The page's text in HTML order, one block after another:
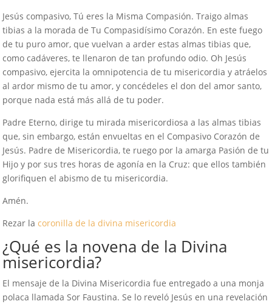
Jesús compasivo, Tú eres la Misma Compasión. Traigo almas
tibias a la morada de Tu Compasidísimo Corazón. En este fuego
de tu puro amor, que vuelvan a arder estas almas tibias que,
como cadáveres, te llenaron de tan profundo odio. Oh Jesús
compasivo, ejercita la omnipotencia de tu misericordia y atráelos
al ardor mismo de tu amor, y concédeles el don del amor santo,
porque nada está más allá de tu poder.
Padre Eterno, dirige tu mirada misericordiosa a las almas tibias
que, sin embargo, están envueltas en el Compasivo Corazón de
Jesús. Padre de Misericordia, te ruego por la amarga Pasión de tu
Hijo y por sus tres horas de agonía en la Cruz: que ellos también
glorifiquen el abismo de tu misericordia.
Amén.
Rezar la coronilla de la divina misericordia
¿Qué es la novena de la Divina
misericordia?
El mensaje de la Divina Misericordia fue entregado a una monja
polaca llamada Sor Faustina. Se lo reveló Jesús en una revelación